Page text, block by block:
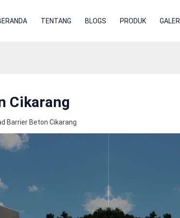
TENTANG BLOGS PRODUK GALERI
Cikarang
Barrier Beton Cikarang